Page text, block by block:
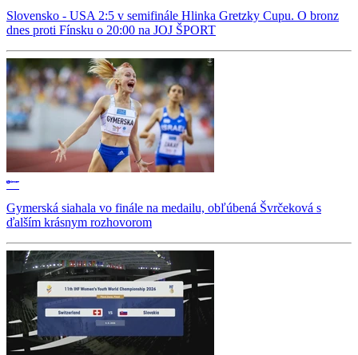
Slovensko - USA 2:5 v semifinále Hlinka Gretzky Cupu. O bronz
dnes proti Fínsku o 20:00 na JOJ ŠPORT
Gymerská siahala vo finále na medailu, obľúbená Švrčeková s
ďalším krásnym rozhovorom